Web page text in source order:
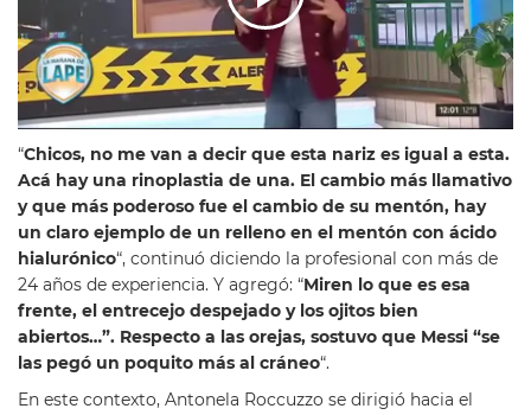
“Chicos, no me van a decir que esta nariz es igual a esta.
Acá hay una rinoplastia de una. El cambio más llamativo
y que más poderoso fue el cambio de su mentón, hay
un claro ejemplo de un relleno en el mentón con ácido
hialurónico“, continuó diciendo la profesional con más de
24 años de experiencia. Y agregó: “Miren lo que es esa
frente, el entrecejo despejado y los ojitos bien
abiertos…”. Respecto a las orejas, sostuvo que Messi “se
las pegó un poquito más al cráneo“.
En este contexto, Antonela Roccuzzo se dirigió hacia el